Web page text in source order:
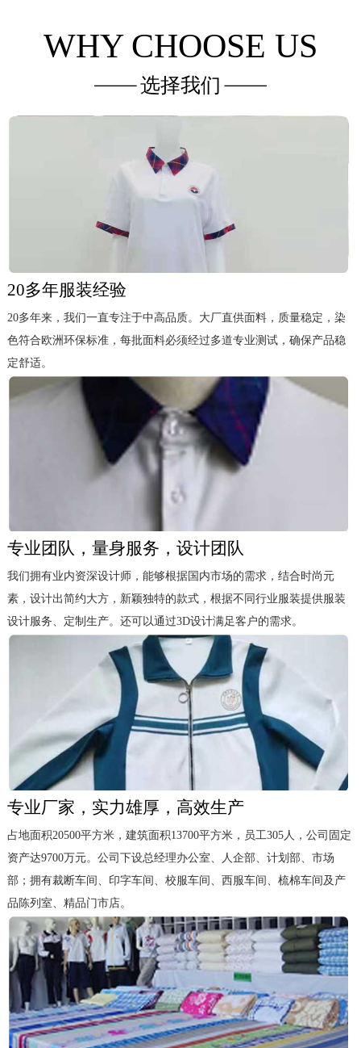
WHY CHOOSE US
选择我们
20多年服装经验
20多年来，我们一直专注于中高品质。大厂直供面料，质量稳定，染
色符合欧洲环保标准，每批面料必须经过多道专业测试，确保产品稳
定舒适。
专业团队，量身服务，设计团队
我们拥有业内资深设计师，能够根据国内市场的需求，结合时尚元
素，设计出简约大方，新颖独特的款式，根据不同行业服装提供服装
设计服务、定制生产。还可以通过3D设计满足客户的需求。
专业厂家，实力雄厚，高效生产
占地面积20500平方米，建筑面积13700平方米，员工305人，公司固定
资产达9700万元。公司下设总经理办公室、人企部、计划部、市场
部；拥有裁断车间、印字车间、校服车间、西服车间、梳棉车间及产
品陈列室、精品门市店。